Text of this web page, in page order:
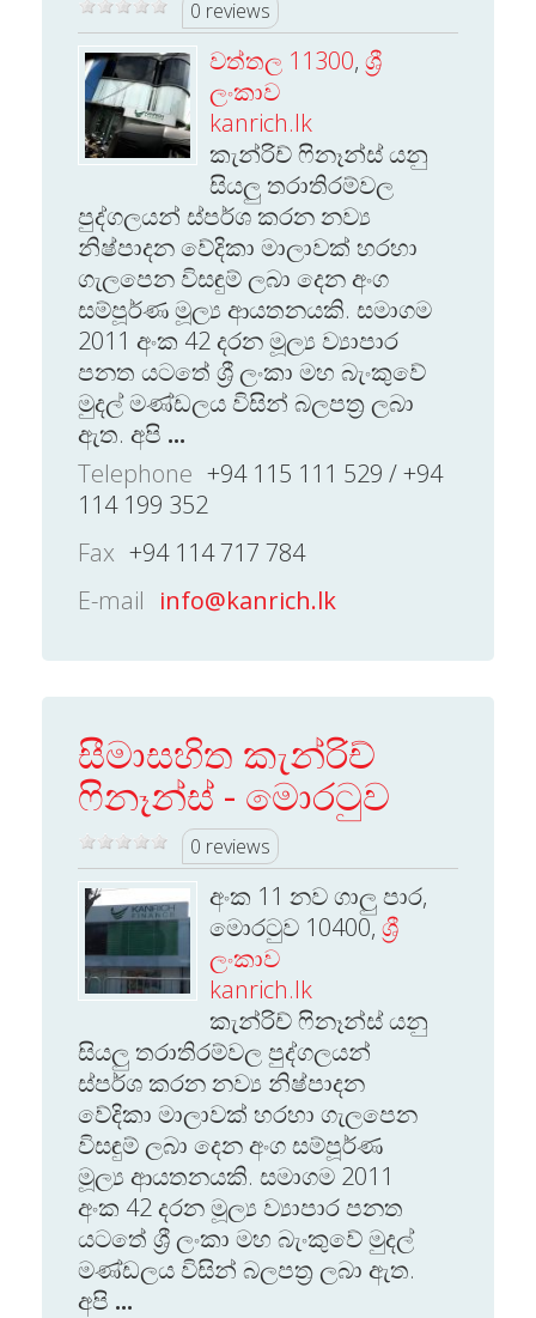
0 reviews
වත්තල 11300, ශ්‍රී
ලංකාව
kanrich.lk
කැන්රිච් ෆිනෑන්ස් යනු
සියලු තරාතිරම්වල
පුද්ගලයන් ස්පර්ශ කරන නව්‍ය
නිෂ්පාදන වේදිකා මාලාවක් හරහා
ගැලපෙන විසඳුම් ලබා දෙන අංග
සම්පූර්ණ මූල්‍ය ආයතනයකි. සමාගම
2011 අංක 42 දරන මූල්‍ය ව්‍යාපාර
පනත යටතේ ශ්‍රී ලංකා මහ බැංකුවේ
මුදල් මණ්ඩලය විසින් බලපත්‍ර ලබා
ඇත. අපි ...
Telephone +94 115 111 529 / +94
114 199 352
Fax +94 114 717 784
E-mail info@kanrich.lk
සීමාසහිත කැන්රිච්
ෆිනෑන්ස් - මොරටුව
0 reviews
අංක 11 නව ගාලු පාර,
මොරටුව 10400, ශ්‍රී
ලංකාව
kanrich.lk
කැන්රිච් ෆිනෑන්ස් යනු
සියලු තරාතිරම්වල පුද්ගලයන්
ස්පර්ශ කරන නව්‍ය නිෂ්පාදන
වේදිකා මාලාවක් හරහා ගැලපෙන
විසඳුම් ලබා දෙන අංග සම්පූර්ණ
මූල්‍ය ආයතනයකි. සමාගම 2011
අංක 42 දරන මූල්‍ය ව්‍යාපාර පනත
යටතේ ශ්‍රී ලංකා මහ බැංකුවේ මුදල්
මණ්ඩලය විසින් බලපත්‍ර ලබා ඇත.
අපි ...